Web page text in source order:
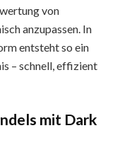
von
anzupassen. In
entsteht so ein
– schnell, effizient
mit Dark